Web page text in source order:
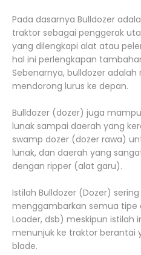
Pada dasarnya Bulldozer
traktor sebagai penggerak
yang dilengkapi alat atau
hal ini perlengkapan
Sebenarnya, bulldozer
mendorong lurus ke depan.
Bulldozer (dozer) juga
lunak sampai daerah yang
swamp dozer (dozer rawa)
lunak, dan daerah yang
dengan ripper (alat garu).
Istilah Bulldozer (Dozer)
menggambarkan semua tipe
Loader, dsb) meskipun istilah
menunjuk ke traktor berantai
blade.